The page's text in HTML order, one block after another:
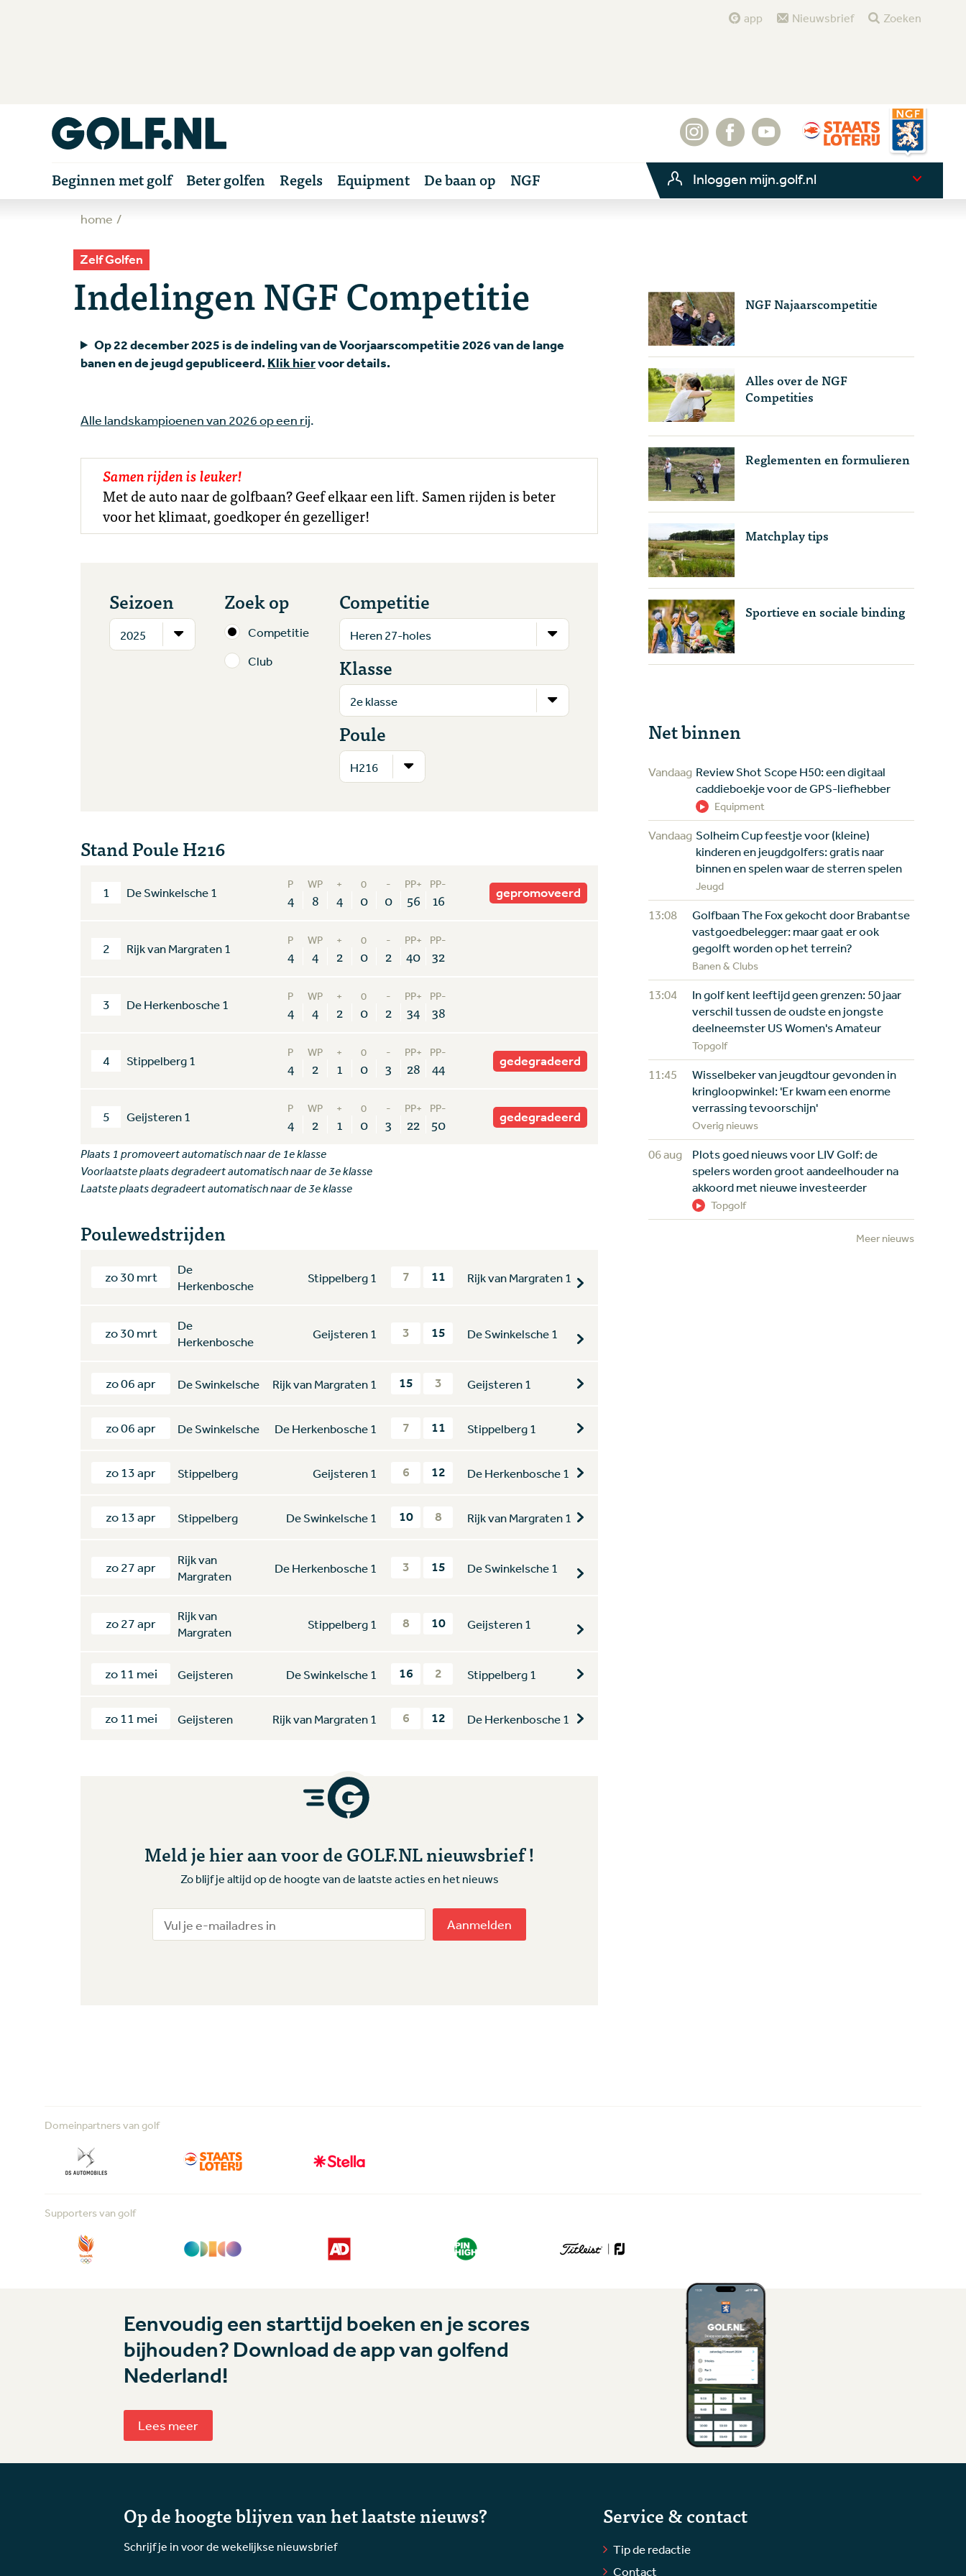
app Nieuwsbrief Zoeken
Beginnen met golf Beter golfen Regels Equipment De baan op NGF Inloggen mijn.golf.nl
home
Zelf Golfen
Indelingen NGF Competitie
Op 22 december 2025 is de indeling van de Voorjaarscompetitie 2026 van de lange
banen en de jeugd gepubliceerd. Klik hiervoor details.
Alle landskampioenen van 2026 op een rij.
Samen rijden is leuker!
Met de auto naar de golfbaan? Geef elkaar een lift. Samen rijden is beter
voor het klimaat, goedkoper én gezelliger!
Seizoen Zoek op
Competitie
Club
Competitie
Klasse
Poule
Stand Poule H216
1 De Swinkelsche 1
P WP + 0 - PP+ PP-
4 8 4 0 0 56 16 gepromoveerd
2 Rijk van Margraten 1
P WP + 0 - PP+ PP-
4 4 2 0 2 40 32
3 De Herkenbosche 1
P WP + 0 - PP+ PP-
4 4 2 0 2 34 38
4 Stippelberg 1
P WP + 0 - PP+ PP-
4 2 1 0 3 28 44 gedegradeerd
5 Geijsteren 1
P WP + 0 - PP+ PP-
4 2 1 0 3 22 50 gedegradeerd
Plaats 1 promoveert automatisch naar de 1e klasse
Voorlaatste plaats degradeert automatisch naar de 3e klasse
Laatste plaats degradeert automatisch naar de 3e klasse
Poulewedstrijden
zo 30 mrt
De
Herkenbosche
Stippelberg 1 7 Rijk van Margraten 1
11
zo 30 mrt
De
Herkenbosche
Geijsteren 1 3 De Swinkelsche 1
15
zo 06 apr De Swinkelsche Rijk van Margraten 1 15 Geijsteren 1
3
zo 06 apr De Swinkelsche De Herkenbosche 1 7 Stippelberg 1
11
zo 13 apr Stippelberg Geijsteren 1 6 De Herkenbosche 1
12
zo 13 apr Stippelberg De Swinkelsche 1 10 Rijk van Margraten 1
8
zo 27 apr
Rijk van
Margraten
De Herkenbosche 1 3 De Swinkelsche 1
15
zo 27 apr
Rijk van
Margraten
Stippelberg 1 8 Geijsteren 1
10
zo 11 mei Geijsteren De Swinkelsche 1 16 Stippelberg 1
2
zo 11 mei Geijsteren Rijk van Margraten 1 6 De Herkenbosche 1
12
Meld je hier aan voor de GOLF.NL nieuwsbrief !
Zo blijf je altijd op de hoogte van de laatste acties en het nieuws
Aanmelden
NGF Najaarscompetitie
Alles over de NGF
Competities
Reglementen en formulieren
Matchplay tips
Sportieve en sociale binding
Net binnen
Vandaag Review Shot Scope H50: een digitaal
caddieboekje voor de GPS-liefhebber
Equipment
Vandaag Solheim Cup feestje voor (kleine)
kinderen en jeugdgolfers: gratis naar
binnen en spelen waar de sterren spelen
Jeugd
13:08
Golfbaan The Fox gekocht door Brabantse
vastgoedbelegger: maar gaat er ook
gegolft worden op het terrein?
Banen & Clubs
13:04
In golf kent leeftijd geen grenzen: 50 jaar
verschil tussen de oudste en jongste
deelneemster US Women's Amateur
Topgolf
11:45
Wisselbeker van jeugdtour gevonden in
kringloopwinkel: 'Er kwam een enorme
verrassing tevoorschijn'
Overig nieuws
06 aug
Plots goed nieuws voor LIV Golf: de
spelers worden groot aandeelhouder na
akkoord met nieuwe investeerder
Topgolf
Meer nieuws
Domeinpartners van golf
Supporters van golf
Eenvoudig een starttijd boeken en je scores
bijhouden? Download de app van golfend
Nederland!
Lees meer
Op de hoogte blijven van het laatste nieuws?
Schrijf je in voor de wekelijkse nieuwsbrief
Service & contact
Tip de redactie
Contact